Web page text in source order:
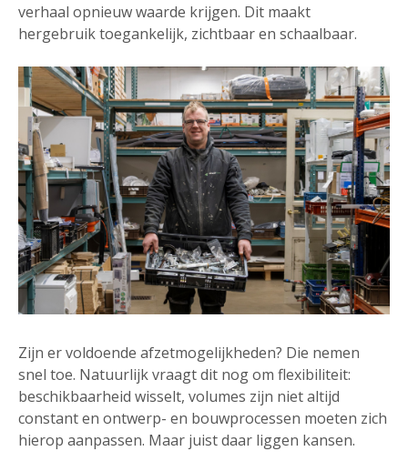
verhaal opnieuw waarde krijgen. Dit maakt
hergebruik toegankelijk, zichtbaar en schaalbaar.
Zijn er voldoende afzetmogelijkheden? Die nemen
snel toe. Natuurlijk vraagt dit nog om flexibiliteit:
beschikbaarheid wisselt, volumes zijn niet altijd
constant en ontwerp- en bouwprocessen moeten zich
hierop aanpassen. Maar juist daar liggen kansen.